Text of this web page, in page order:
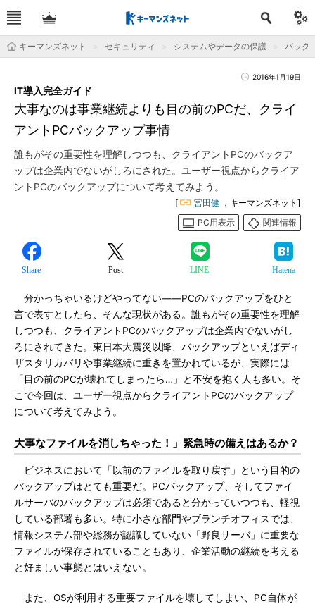
キーマンズネット セキュリティ システムやデータの保護 バック
2016年1月19日
大事なのは事業継続よりも目の前のPCだ、クライ
アントPCバックアップ事情
IT導入完全ガイド
誰もがその重要性を理解しつつも、クライアントPCのバックア
ップは企業内でないがしろにされた。ユーザー視点からクライア
ントPCのバックアップについて考えてみよう。
[ 宮田健 ，キーマンズネット]
PC用表示
関連情報
Share Post LINE Hatena
分かっちゃいるけどやってない――PCのバックアップをひと
言で表すとしたら、そんな現状がある。誰もがその重要性を理解
しつつも、クライアントPCのバックアップは企業内でないがし
ろにされてきた。東日本大震災以降、バックアップといえばディ
ザスタリカバリや事業継続に重きを置かれているが、実際には
「目の前のPCが壊れてしまったら…」と不安を抱く人も多い。そ
こで今回は、ユーザー視点からクライアントPCのバックアップ
について考えてみよう。
大事なファイルを消しちゃった！」緊急時の備えはあるか？
ビジネスにおいて「以前のファイルを取り戻す」という目的の
バックアップはとても重要だ。PCバックアップ、そしてファイ
ルサーバのバックアップは必須であると分かっていつつも、軽視
している部署も多い。特に小さな部門やブランチオフィスでは、
情報システム部や総務が認識していない「野良サーバ」に重要な
ファイルが保存されていることもあり、企業活動の継続を考える
と好ましい事態とはいえない。
また、OSが利用する重要ファイルを壊してしまい、PC自体が